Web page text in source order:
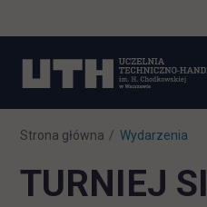
Strona główna Wydarzenia
TURNIEJ